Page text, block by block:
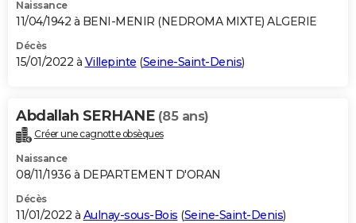
Naissance
11/04/1942 à BENI-MENIR (NEDROMA MIXTE) ALGERIE
Décès
15/01/2022 à Villepinte (Seine-Saint-Denis)
Abdallah SERHANE (85 ans)
Créer une cagnotte obsèques
Naissance
08/11/1936 à DEPARTEMENT D'ORAN
Décès
11/01/2022 à Aulnay-sous-Bois (Seine-Saint-Denis)